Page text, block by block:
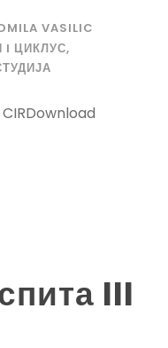
VASILIC
I ЦИКЛУС,
CIRDownload
III